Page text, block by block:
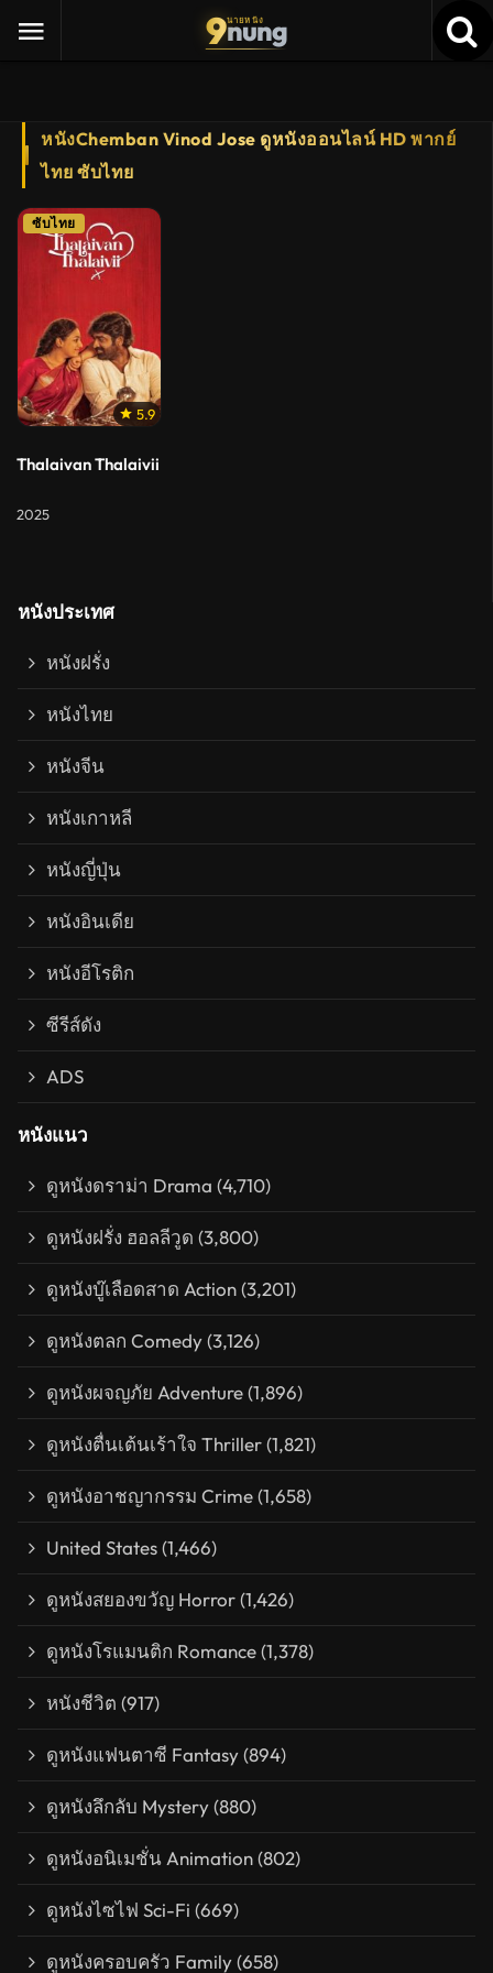
9นายหนัง
nung
หนังChemban Vinod Jose ดูหนังออนไลน์ HD พากย์
ไทย ซับไทย
5.9
ซับไทย
Thalaivan Thalaivii (2025)
2025
หนังประเทศ
หนังฝรั่ง
หนังไทย
หนังจีน
หนังเกาหลี
หนังญี่ปุ่น
หนังอินเดีย
หนังอีโรติก
ซีรีส์ดัง
ADS
หนังแนว
ดูหนังดราม่า Drama (4,710)
ดูหนังฝรั่ง ฮอลลีวูด (3,800)
ดูหนังบู๊เลือดสาด Action(3,201)
ดูหนังตลก Comedy(3,126)
ดูหนังผจญภัย Adventure(1,896)
ดูหนังตื่นเต้นเร้าใจ Thriller(1,821)
ดูหนังอาชญากรรม Crime(1,658)
United States(1,466)
ดูหนังสยองขวัญ Horror(1,426)
ดูหนังโรแมนติก Romance(1,378)
หนังชีวิต (917)
ดูหนังแฟนตาซี Fantasy(894)
ดูหนังลึกลับ Mystery(880)
ดูหนังอนิเมชั่น Animation(802)
ดูหนังไซไฟ Sci-Fi (669)
ดูหนังครอบครัว Family(658)